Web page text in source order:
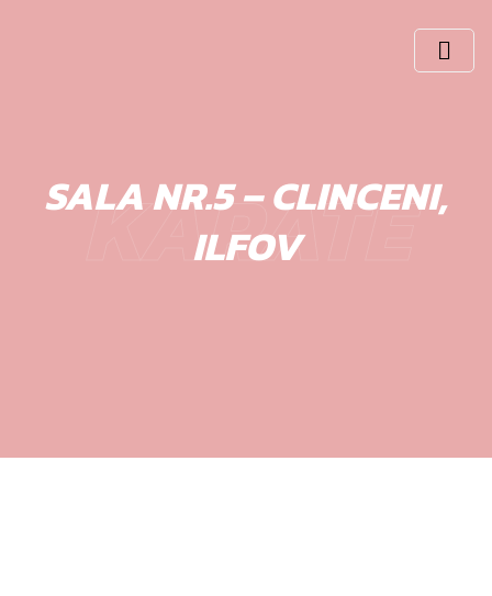
KARATE
SALA NR.5 – CLINCENI,
ILFOV